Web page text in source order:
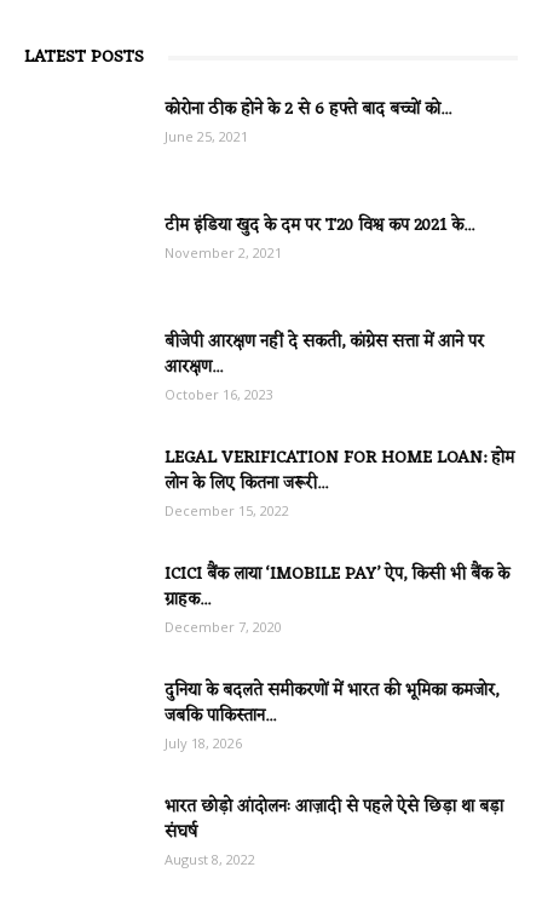
LATEST POSTS
कोरोना ठीक होने के 2 से 6 हफ्ते बाद बच्चों को...
June 25, 2021
टीम इंडिया खुद के दम पर T20 विश्व कप 2021 के...
November 2, 2021
बीजेपी आरक्षण नहीं दे सकती, कांग्रेस सत्ता में आने पर
आरक्षण...
October 16, 2023
LEGAL VERIFICATION FOR HOME LOAN: होम
लोन के लिए कितना जरूरी...
December 15, 2022
ICICI बैंक लाया ‘IMOBILE PAY’ ऐप, किसी भी बैंक के
ग्राहक...
December 7, 2020
दुनिया के बदलते समीकरणों में भारत की भूमिका कमजोर,
जबकि पाकिस्तान...
July 18, 2026
भारत छोड़ो आंदोलनः आज़ादी से पहले ऐसे छिड़ा था बड़ा
संघर्ष
August 8, 2022